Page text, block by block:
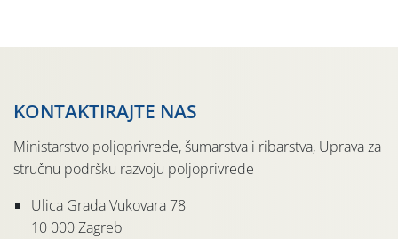
KONTAKTIRAJTE NAS
Ministarstvo poljoprivrede, šumarstva i ribarstva, Uprava za
stručnu podršku razvoju poljoprivrede
Ulica Grada Vukovara 78
10 000 Zagreb